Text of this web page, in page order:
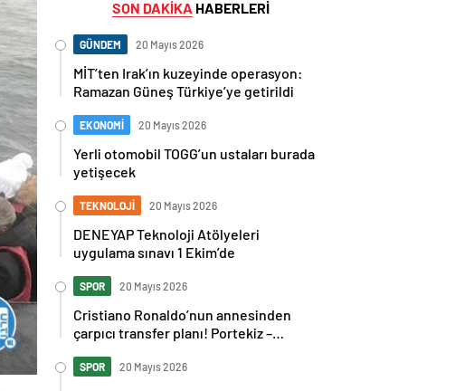
SON DAKİKA HABERLERİ
GÜNDEM 20 Mayıs 2026
MİT’ten Irak’ın kuzeyinde operasyon:
Ramazan Güneş Türkiye’ye getirildi
EKONOMİ 20 Mayıs 2026
Yerli otomobil TOGG’un ustaları burada
yetişecek
TEKNOLOJİ 20 Mayıs 2026
DENEYAP Teknoloji Atölyeleri
uygulama sınavı 1 Ekim’de
SPOR 20 Mayıs 2026
Cristiano Ronaldo’nun annesinden
çarpıcı transfer planı! Portekiz –
kardeşinden sert cevap
SPOR 20 Mayıs 2026